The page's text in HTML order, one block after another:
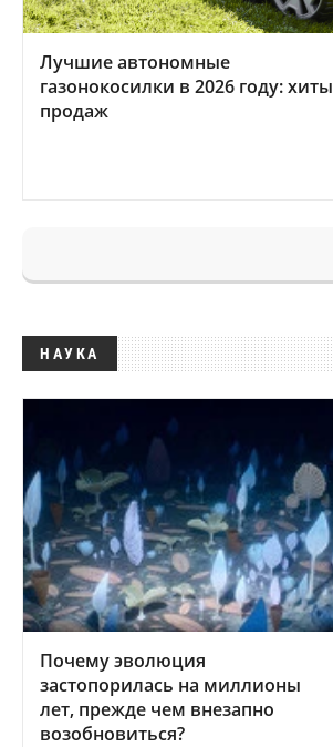
Лучшие автономные
газонокосилки в 2026 году: хиты
продаж
НАУКА
Почему эволюция
застопорилась на миллионы
лет, прежде чем внезапно
возобновиться?